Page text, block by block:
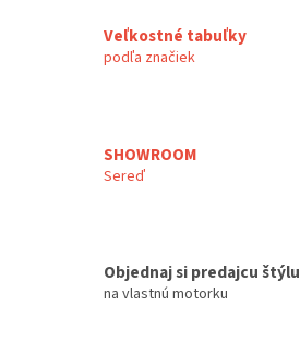
Veľkostné tabuľky
podľa značiek
SHOWROOM
Sereď
Objednaj si predajcu štýlu
na vlastnú motorku